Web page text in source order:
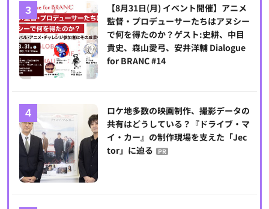
【8月31日(月) イベント開催】アニメ
監督・プロデューサーたちはアヌシー
で何を得たのか？ゲスト:史耕、中目
貴史、森山愛弓、安井洋輔 Dialogue
for BRANC #14
ロケ地多数の映画制作、撮影データの
共有はどうしている？『ドライブ・マ
イ・カー』の制作現場を支えた「Jec
tor」に迫る
PR